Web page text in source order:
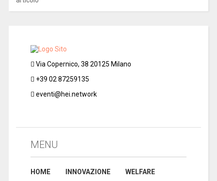
Via Copernico, 38 20125 Milano
+39 02 87259135
eventi@hei.network
MENU
HOME INNOVAZIONE
WELFARE